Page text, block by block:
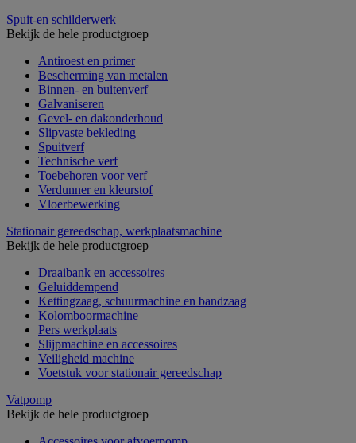
Spuit-en schilderwerk
Bekijk de hele productgroep
Antiroest en primer
Bescherming van metalen
Binnen- en buitenverf
Galvaniseren
Gevel- en dakonderhoud
Slipvaste bekleding
Spuitverf
Technische verf
Toebehoren voor verf
Verdunner en kleurstof
Vloerbewerking
Stationair gereedschap, werkplaatsmachine
Bekijk de hele productgroep
Draaibank en accessoires
Geluiddempend
Kettingzaag, schuurmachine en bandzaag
Kolomboormachine
Pers werkplaats
Slijpmachine en accessoires
Veiligheid machine
Voetstuk voor stationair gereedschap
Vatpomp
Bekijk de hele productgroep